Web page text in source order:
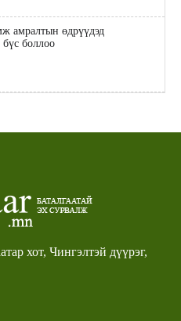
амралтын өдрүүдэд
боллоо
хот, Чингэлтэй дүүрэг,